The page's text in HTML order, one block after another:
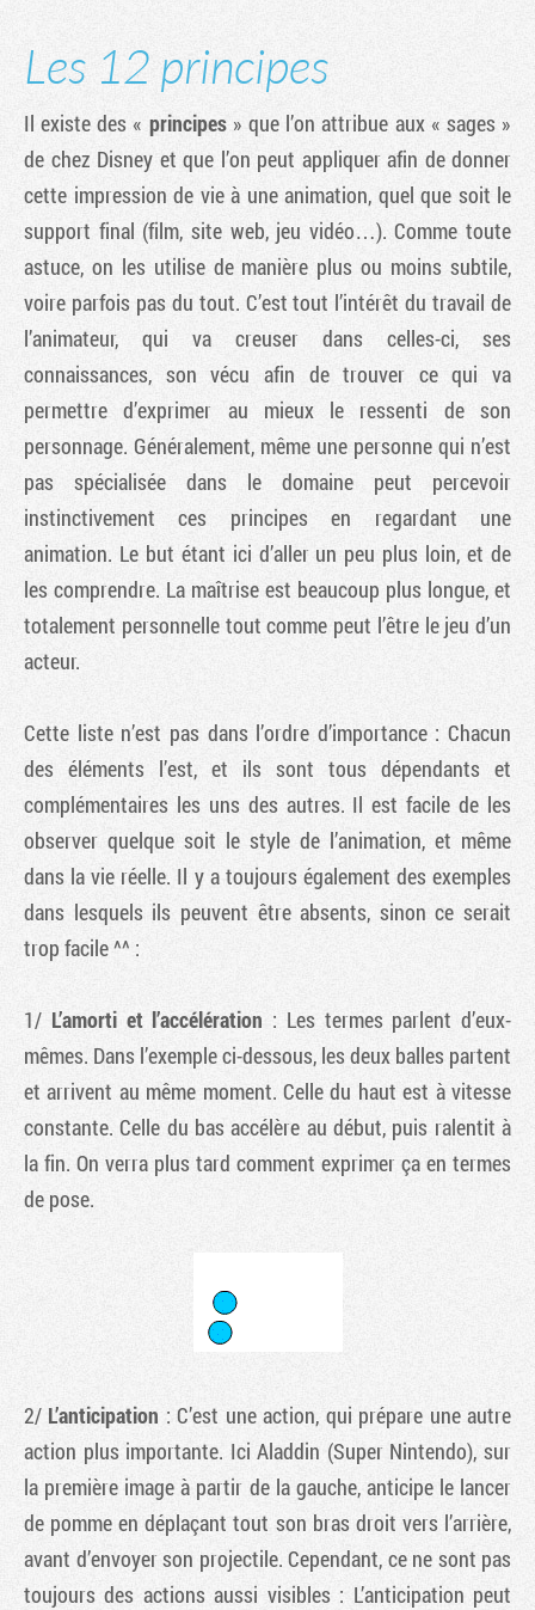
Les 12 principes
Il existe des « principes» que l’on attribue aux « sages »
de chez Disney et que l’on peut appliquer afin de donner
cette impression de vie à une animation, quel que soit le
support final (film, site web, jeu vidéo…). Comme toute
astuce, on les utilise de manière plus ou moins subtile,
voire parfois pas du tout. C’est tout l’intérêt du travail de
l’animateur, qui va creuser dans celles-ci, ses
connaissances, son vécu afin de trouver ce qui va
permettre d’exprimer au mieux le ressenti de son
personnage. Généralement, même une personne qui n’est
pas spécialisée dans le domaine peut percevoir
instinctivement ces principes en regardant une
animation. Le but étant ici d’aller un peu plus loin, et de
les comprendre. La maîtrise est beaucoup plus longue, et
totalement personnelle tout comme peut l’être le jeu d’un
acteur.
Cette liste n’est pas dans l’ordre d’importance : Chacun
des éléments l’est, et ils sont tous dépendants et
complémentaires les uns des autres. Il est facile de les
observer quelque soit le style de l’animation, et même
dans la vie réelle. Il y a toujours également des exemples
dans lesquels ils peuvent être absents, sinon ce serait
trop facile ^^ :
1/ L’amorti et l’accélération : Les termes parlent d’eux-
mêmes. Dans l’exemple ci-dessous, les deux balles partent
et arrivent au même moment. Celle du haut est à vitesse
constante. Celle du bas accélère au début, puis ralentit à
la fin. On verra plus tard comment exprimer ça en termes
de pose.
2/ L’anticipation : C’est une action, qui prépare une autre
action plus importante. Ici Aladdin (Super Nintendo), sur
la première image à partir de la gauche, anticipe le lancer
de pomme en déplaçant tout son bras droit vers l’arrière,
avant d’envoyer son projectile. Cependant, ce ne sont pas
toujours des actions aussi visibles : L’anticipation peut